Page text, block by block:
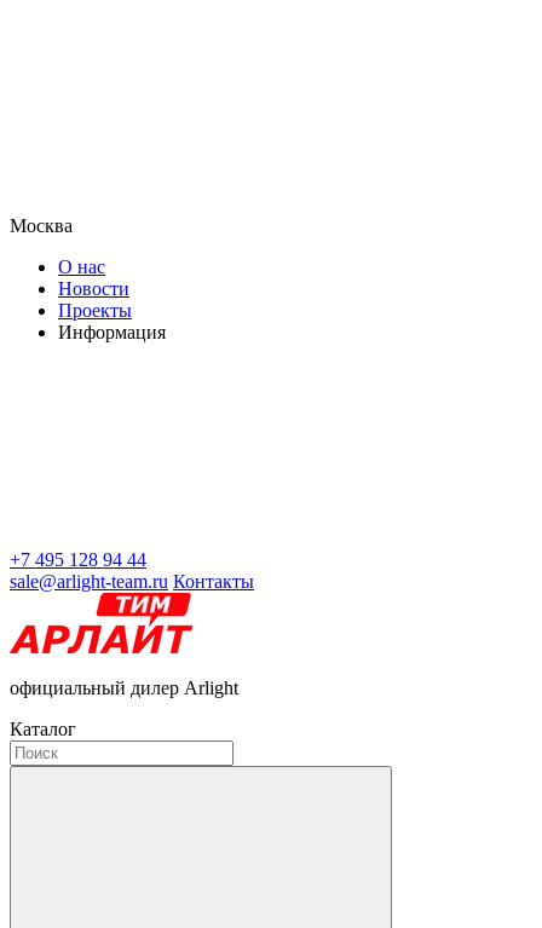
Москва
О нас
Новости
Проекты
Информация
+7 495 128 94 44
sale@arlight-team.ru Контакты
официальный дилер Arlight
Каталог